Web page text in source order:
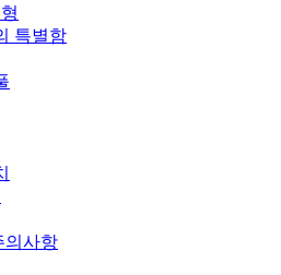
특별함
의사항